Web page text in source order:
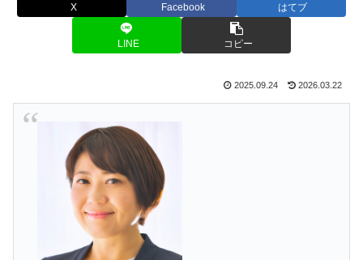
X Facebook はてブ
LINE コピー
2025.09.24 2026.03.22